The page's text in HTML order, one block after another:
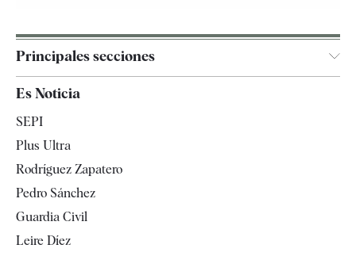
Principales secciones
España
Televisión
Es Noticia
SEPI
Plus Ultra
Rodríguez Zapatero
Pedro Sánchez
Guardia Civil
Leire Díez